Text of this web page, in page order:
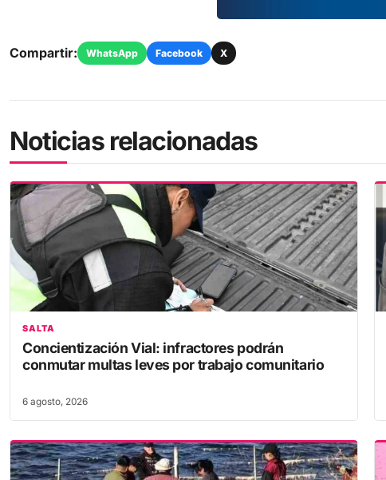
Compartir: WhatsApp Facebook X
Noticias relacionadas
SALTA
Concientización Vial: infractores podrán
conmutar multas leves por trabajo comunitario
6 agosto, 2026